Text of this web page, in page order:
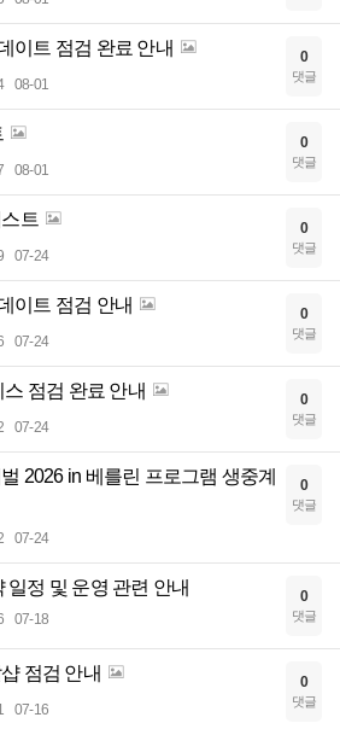
이트 점검 완료 안내
08-01
0
댓글
08-01
0
댓글
트
07-24
0
댓글
이트 점검 안내
07-24
0
댓글
점검 완료 안내
07-24
0
댓글
2026 in 베를린 프로그램 생중계
07-24
0
댓글
일정 및 운영 관련 안내
07-18
0
댓글
점검 안내
07-16
0
댓글